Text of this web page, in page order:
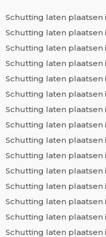
Schutting laten plaatsen
Schutting laten plaatsen
Schutting laten plaatsen
Schutting laten
Schutting laten plaatsen
Schutting laten plaatsen
Schutting laten plaatsen
Schutting laten plaatsen
Schutting laten plaatsen
Schutting laten plaatsen
Schutting laten plaatsen
Schutting laten plaatsen
Schutting laten plaatsen
Schutting laten plaatsen
Schutting laten plaatsen